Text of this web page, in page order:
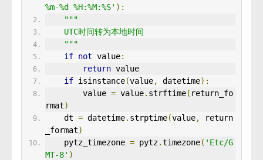
%m-%d %H:%M:%S' ):
"""
    UTC时间转为本地时间
    """
if not value:
return value
if isinstance(value, datetime):
        value
= value. strftime( return_fo
rmat)
    dt
= datetime. strptime(value,
return
_format)
    pytz_timezone
= pytz.timezone( 'Etc/G
MT-8' )